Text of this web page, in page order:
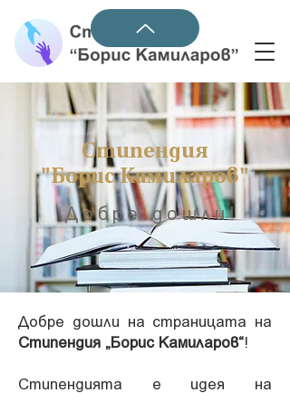
Стипендия
"Борис Камиларов"
Добре дошли!
Добре дошли на страницата на
Стипендия „Борис Камиларов“!
Стипендията е идея на